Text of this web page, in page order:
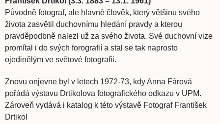
Původně fotograf, ale hlavně člověk, který většinu svého
života zasvětil duchovnímu hledání pravdy a kterou
pravděpodbně nalezl už za svého života. Své duchovní vize
promítal i do svých forografií a stal se tak naprosto
ojedinělým ve světové fotografii.
Znovu onjevne byl v letech 1972-73, kdy Anna Fárová
pořádá výstavu Drtikolova fotografického odkazu v UPM.
Zároveň vydává i katalog k této výstavě Fotograf František
Drtikol